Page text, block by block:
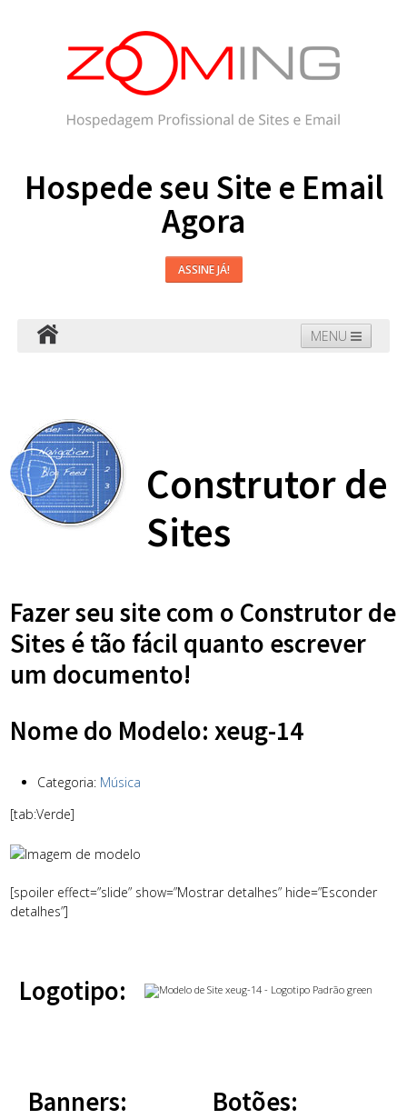
Hospede seu Site e Email
Agora
ASSINE JÁ!
MENU
Construtor de
Sites
Fazer seu site com o Construtor de
Sites é tão fácil quanto escrever
um documento!
Nome do Modelo: xeug-14
Categoria: Música
[tab:Verde]
[spoiler effect=”slide” show=”Mostrar detalhes” hide=”Esconder
detalhes”]
Logotipo:
Banners: Botões: